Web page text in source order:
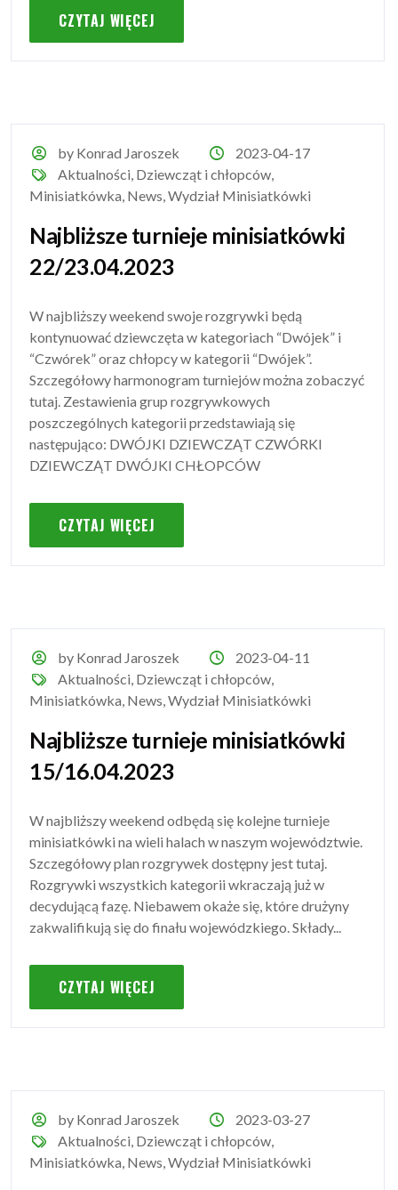
CZYTAJ WIĘCEJ
by Konrad Jaroszek
2023-04-17
Aktualności, Dziewcząt i chłopców,
Minisiatkówka, News,Wydział Minisiatkówki
Najbliższe turnieje minisiatkówki
22/23.04.2023
W najbliższy weekend swoje rozgrywki będą
kontynuować dziewczęta w kategoriach “Dwójek” i
“Czwórek” oraz chłopcy w kategorii “Dwójek”.
Szczegółowy harmonogram turniejów można zobaczyć
tutaj. Zestawienia grup rozgrywkowych
poszczególnych kategorii przedstawiają się
następująco: DWÓJKI DZIEWCZĄT CZWÓRKI
DZIEWCZĄT DWÓJKI CHŁOPCÓW
CZYTAJ WIĘCEJ
by Konrad Jaroszek
2023-04-11
Aktualności, Dziewcząt i chłopców,
Minisiatkówka, News,Wydział Minisiatkówki
Najbliższe turnieje minisiatkówki
15/16.04.2023
W najbliższy weekend odbędą się kolejne turnieje
minisiatkówki na wieli halach w naszym województwie.
Szczegółowy plan rozgrywek dostępny jest tutaj.
Rozgrywki wszystkich kategorii wkraczają już w
decydującą fazę. Niebawem okaże się, które drużyny
zakwalifikują się do finału wojewódzkiego. Składy...
CZYTAJ WIĘCEJ
by Konrad Jaroszek
2023-03-27
Aktualności, Dziewcząt i chłopców,
Minisiatkówka, News,Wydział Minisiatkówki